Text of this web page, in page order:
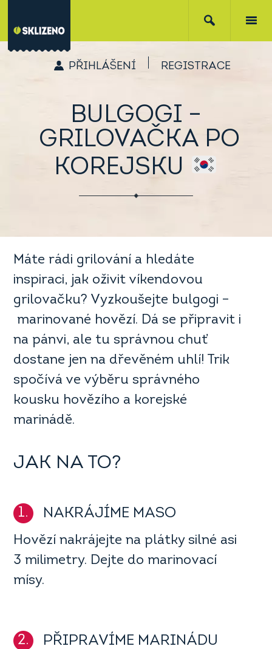
PŘIHLÁŠENÍ REGISTRACE
BULGOGI –
GRILOVAČKA PO
KOREJSKU
Máte rádi grilování a hledáte
inspiraci, jak oživit víkendovou
grilovačku? Vyzkoušejte bulgogi –
marinované hovězí. Dá se připravit i
na pánvi, ale tu správnou chuť
dostane jen na dřevěném uhlí! Trik
spočívá ve výběru správného
kousku hovězího a korejské
marinádě.
JAK NA TO?
1. NAKRÁJÍME MASO
Hovězí nakrájejte na plátky silné asi
3 milimetry. Dejte do marinovací
mísy.
2. PŘIPRAVÍME MARINÁDU